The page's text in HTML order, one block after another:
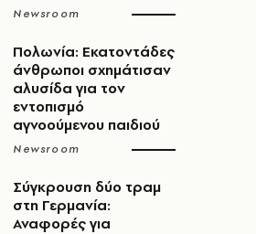
Newsroom
Πολωνία: Εκατοντάδες
άνθρωποι σχημάτισαν
αλυσίδα για τον
εντοπισμό
αγνοούμενου παιδιού
Newsroom
Σύγκρουση δύο τραμ
στη Γερμανία:
Αναφορές για